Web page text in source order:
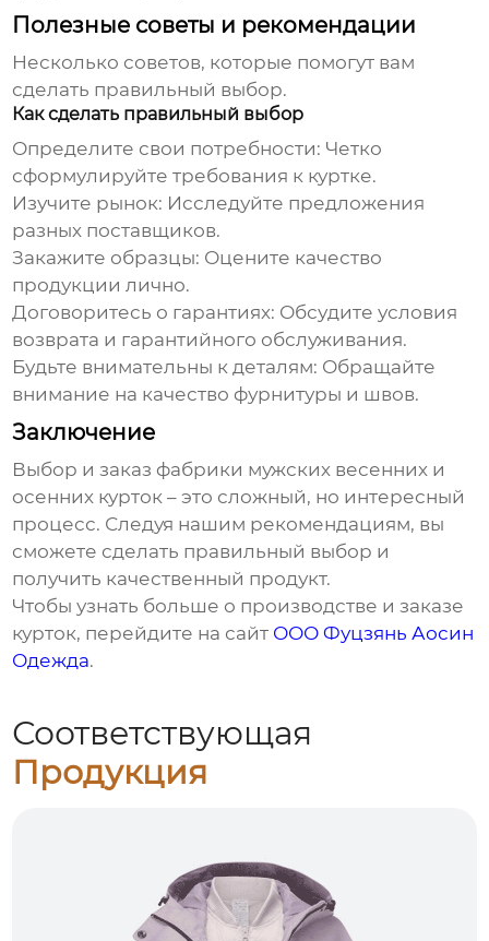
Полезные советы и рекомендации
Несколько советов, которые помогут вам
сделать правильный выбор.
Как сделать правильный выбор
Определите свои потребности: Четко
сформулируйте требования к куртке.
Изучите рынок: Исследуйте предложения
разных поставщиков.
Закажите образцы: Оцените качество
продукции лично.
Договоритесь о гарантиях: Обсудите условия
возврата и гарантийного обслуживания.
Будьте внимательны к деталям: Обращайте
внимание на качество фурнитуры и швов.
Заключение
Выбор и заказ фабрики мужских весенних и
осенних курток – это сложный, но интересный
процесс. Следуя нашим рекомендациям, вы
сможете сделать правильный выбор и
получить качественный продукт.
Чтобы узнать больше о производстве и заказе
курток, перейдите на сайт ООО Фуцзянь Аосин
Одежда.
Соответствующая
Продукция